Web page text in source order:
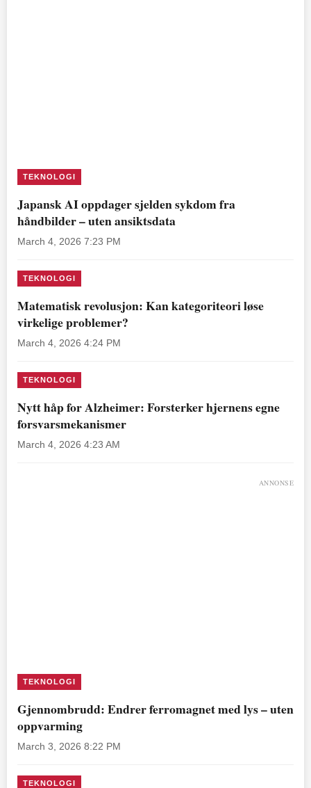
TEKNOLOGI
Japansk AI oppdager sjelden sykdom fra
håndbilder – uten ansiktsdata
March 4, 2026 7:23 PM
TEKNOLOGI
Matematisk revolusjon: Kan kategoriteori løse
virkelige problemer?
March 4, 2026 4:24 PM
TEKNOLOGI
Nytt håp for Alzheimer: Forsterker hjernens egne
forsvarsmekanismer
March 4, 2026 4:23 AM
ANNONSE
TEKNOLOGI
Gjennombrudd: Endrer ferromagnet med lys – uten
oppvarming
March 3, 2026 8:22 PM
TEKNOLOGI